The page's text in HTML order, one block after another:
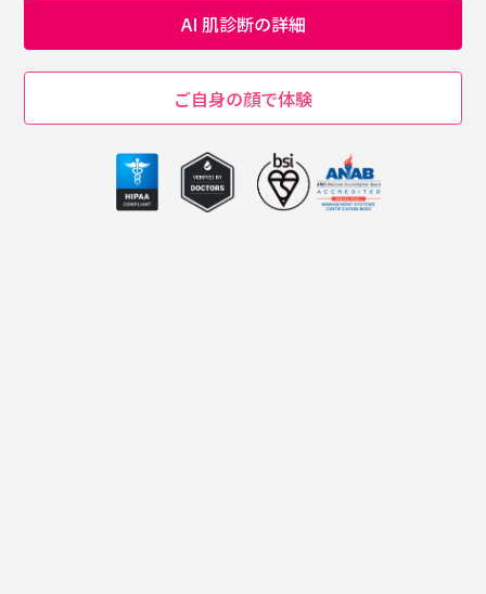
AI 肌診断の詳細
ご自身の顔で体験